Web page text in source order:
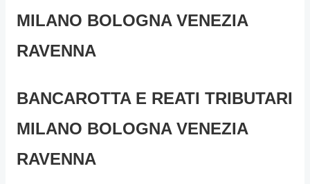
MILANO BOLOGNA VENEZIA
RAVENNA
BANCAROTTA E REATI TRIBUTARI
MILANO BOLOGNA VENEZIA
RAVENNA